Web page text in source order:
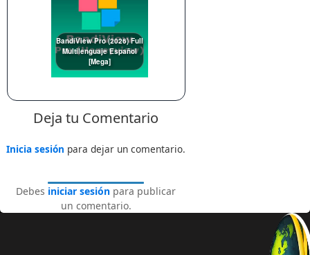
BandiView Pro (2026) Full
Multilenguaje Español
[Mega]
Deja tu Comentario
Inicia sesión para dejar un comentario.
Debes iniciar sesión para publicar
un comentario.